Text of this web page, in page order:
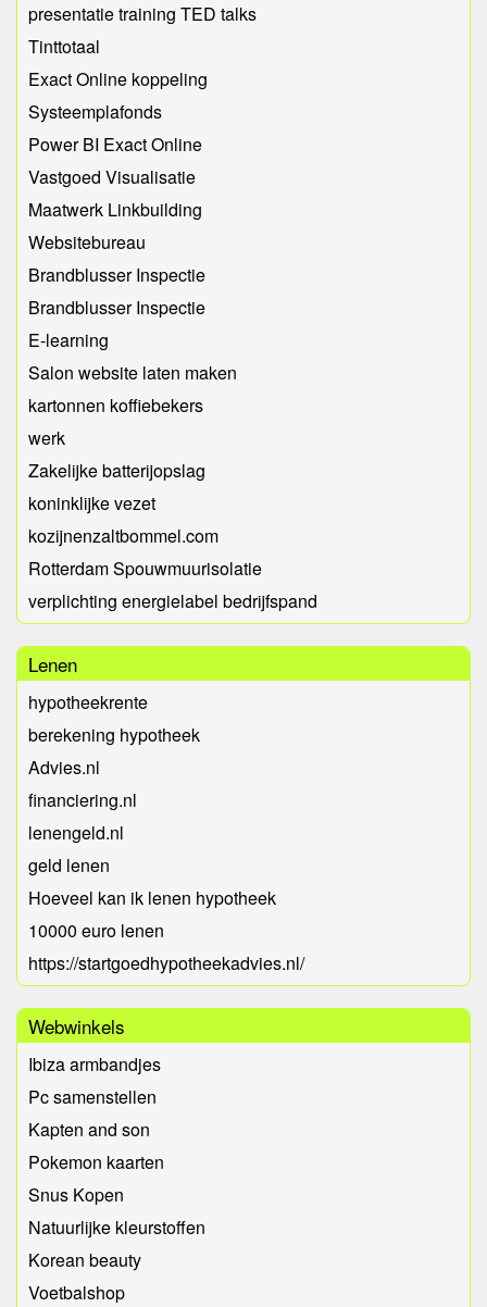
presentatie training TED talks
Tinttotaal
Exact Online koppeling
Systeemplafonds
Power BI Exact Online
Vastgoed Visualisatie
Maatwerk Linkbuilding
Websitebureau
Brandblusser Inspectie
Brandblusser Inspectie
E-learning
Salon website laten maken
kartonnen koffiebekers
werk
Zakelijke batterijopslag
koninklijke vezet
kozijnenzaltbommel.com
Rotterdam Spouwmuurisolatie
verplichting energielabel bedrijfspand
Lenen
hypotheekrente
berekening hypotheek
Advies.nl
financiering.nl
lenengeld.nl
geld lenen
Hoeveel kan ik lenen hypotheek
10000 euro lenen
https://startgoedhypotheekadvies.nl/
Webwinkels
Ibiza armbandjes
Pc samenstellen
Kapten and son
Pokemon kaarten
Snus Kopen
Natuurlijke kleurstoffen
Korean beauty
Voetbalshop